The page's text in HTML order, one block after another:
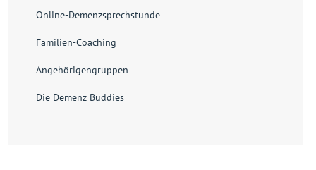
Online-Demenzsprechstunde
Familien-Coaching
Angehörigengruppen
Die Demenz Buddies